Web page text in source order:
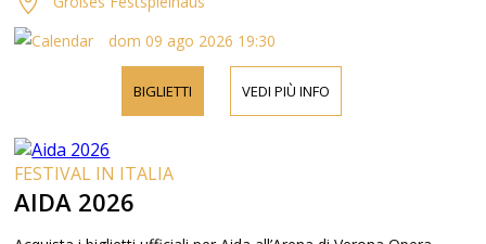
dom 09 ago 2026 19:30
BIGLIETTI VEDI PIÙ INFO
FESTIVAL IN ITALIA
AIDA 2026